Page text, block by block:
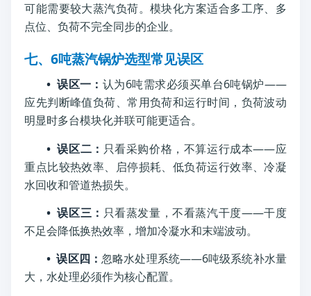
可能需要较大蒸汽负荷。模块化方案适合多工序、多
点位、负荷不完全同步的企业。
七、6吨蒸汽锅炉选型常见误区
• 误区一： 认为6吨需求必须买单台6吨锅炉——
应先判断峰值负荷、常用负荷和运行时间，负荷波动
明显时多台模块化并联可能更适合。
• 误区二： 只看采购价格，不算运行成本——应
重点比较热效率、启停损耗、低负荷运行效率、冷凝
水回收和管道热损失。
• 误区三： 只看蒸发量，不看蒸汽干度——干度
不足会降低换热效率，增加冷凝水和末端波动。
• 误区四： 忽略水处理系统——6吨级系统补水量
大，水处理必须作为核心配置。